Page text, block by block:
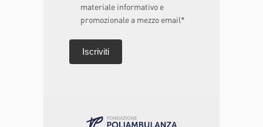
materiale informativo e
promozionale a mezzo email*